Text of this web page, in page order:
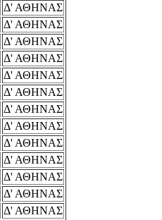
Δ' ΑΘΗΝΑΣ
Δ' ΑΘΗΝΑΣ
Δ' ΑΘΗΝΑΣ
Δ' ΑΘΗΝΑΣ
Δ' ΑΘΗΝΑΣ
Δ' ΑΘΗΝΑΣ
Δ' ΑΘΗΝΑΣ
Δ' ΑΘΗΝΑΣ
Δ' ΑΘΗΝΑΣ
Δ' ΑΘΗΝΑΣ
Δ' ΑΘΗΝΑΣ
Δ' ΑΘΗΝΑΣ
Δ' ΑΘΗΝΑΣ